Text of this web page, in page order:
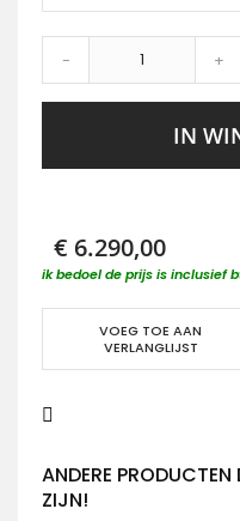
- +
IN
€ 6.290,00
ik bedoel de prijs is inclusief
VOEG TOE AAN
VERLANGLIJST
ANDERE
ZIJN!